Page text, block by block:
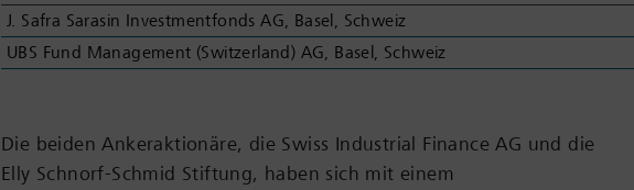
J. Safra Sarasin Investmentfonds AG, Basel, Schweiz
UBS Fund Management (Switzerland) AG, Basel, Schweiz
Die beiden Ankeraktionäre, die Swiss Industrial Finance AG und die
Elly Schnorf-Schmid Stiftung, haben sich mit einem